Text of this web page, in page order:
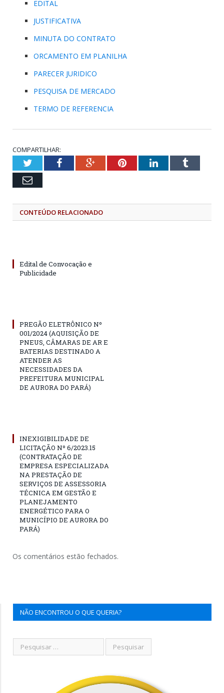
EDITAL
JUSTIFICATIVA
MINUTA DO CONTRATO
ORCAMENTO EM PLANILHA
PARECER JURIDICO
PESQUISA DE MERCADO
TERMO DE REFERENCIA
COMPARTILHAR:
TwitterFacebookGoogle+PinterestLinkedInTumblr
Email
CONTEÚDO RELACIONADO
Edital de Convocação e
Publicidade
PREGÃO ELETRÔNICO Nº
001/2024 (AQUISIÇÃO DE
PNEUS, CÂMARAS DE AR E
BATERIAS DESTINADO A
ATENDER AS
NECESSIDADES DA
PREFEITURA MUNICIPAL
DE AURORA DO PARÁ)
INEXIGIBILIDADE DE
LICITAÇÃO Nº 6/2023.15
(CONTRATAÇÃO DE
EMPRESA ESPECIALIZADA
NA PRESTAÇÃO DE
SERVIÇOS DE ASSESSORIA
TÉCNICA EM GESTÃO E
PLANEJAMENTO
ENERGÉTICO PARA O
MUNICÍPIO DE AURORA DO
PARÁ)
Os comentários estão fechados.
NÃO ENCONTROU O QUE QUERIA?